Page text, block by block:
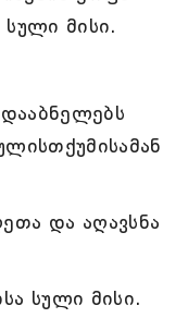
სული მისი.
და აღავსნა
სული მისი.